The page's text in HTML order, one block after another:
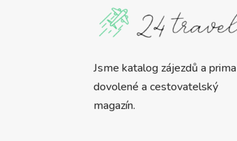
Jsme katalog zájezdů a prima
dovolené a cestovatelský
magazín.